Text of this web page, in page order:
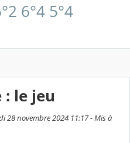
6°4 5°4
: le jeu
28 novembre 2024 11:17 - Mis à